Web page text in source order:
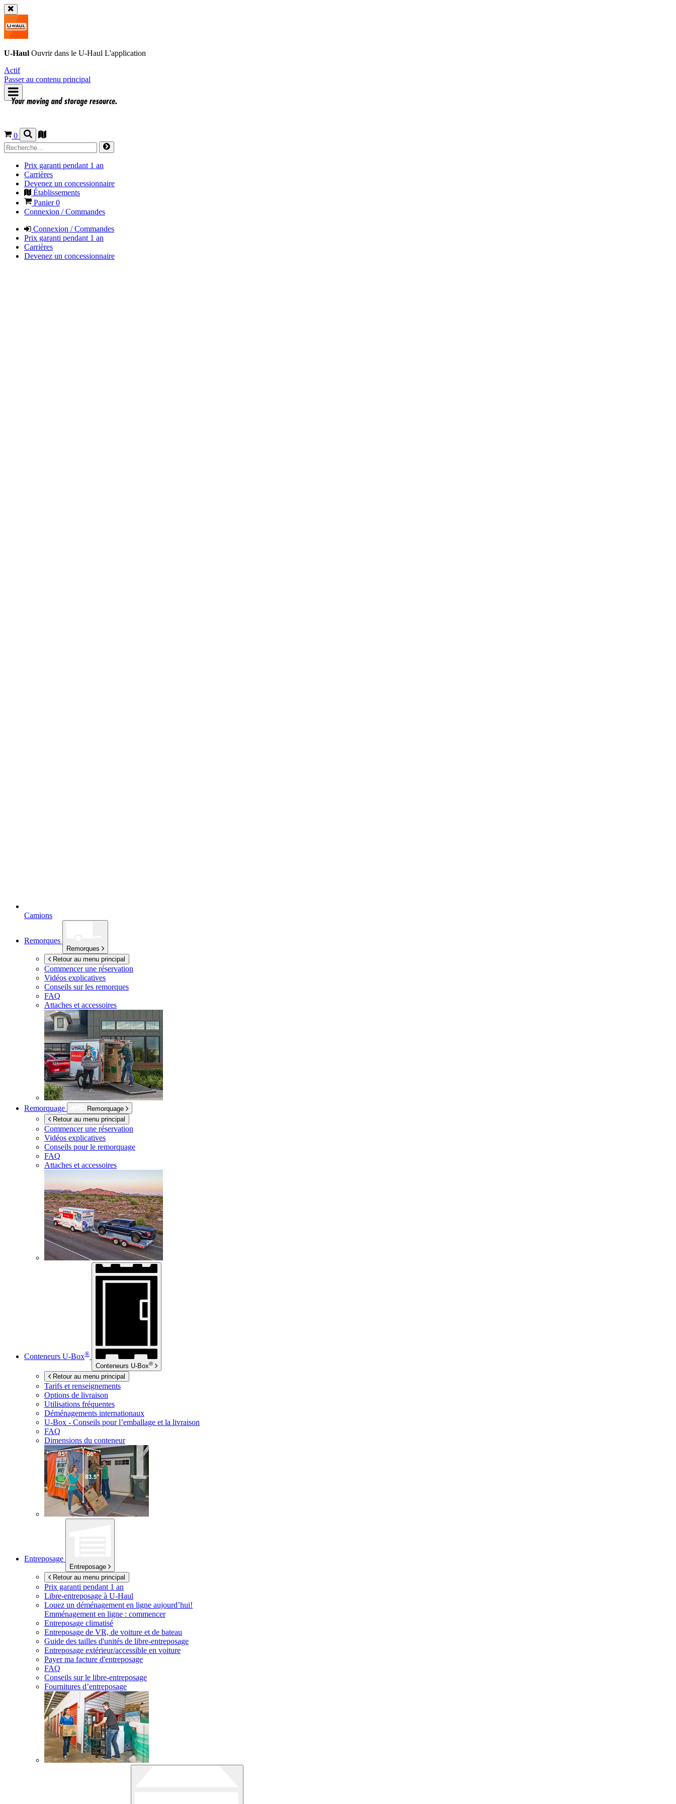
U-Haul Ouvrir dans le U-Haul L'application
Actif
Passer au contenu principal
0
Prix garanti pendant 1 an
Carrières
Devenez un concessionnaire
Établissements
Panier0
Connexion / Commandes
Connexion / Commandes
Prix garanti pendant 1 an
Carrières
Devenez un concessionnaire
Camions
Remorques
Remorques
Retour au menu principal
Commencer une réservation
Vidéos explicatives
Conseils sur les remorques
FAQ
Attaches et accessoires
Remorquage
Remorquage
Retour au menu principal
Commencer une réservation
Vidéos explicatives
Conseils pour le remorquage
FAQ
Attaches et accessoires
Conteneurs U-Box®
Conteneurs U-Box®
Retour au menu principal
Tarifs et renseignements
Options de livraison
Utilisations fréquentes
Déménagements internationaux
U-Box - Conseils pour l’emballage et la livraison
FAQ
Dimensions du conteneur
Entreposage
Entreposage
Retour au menu principal
Prix garanti pendant 1 an
Libre-entreposage à U-Haul
Louez un déménagement en ligne aujourd’hui!
Emménagement en ligne : commencer
Entreposage climatisé
Entreposage de VR, de voiture et de bateau
Guide des tailles d'unités de libre-entreposage
Entreposage extérieur/accessible en voiture
Payer ma facture d'entreposage
FAQ
Conseils sur le libre-entreposage
Fournitures d’entreposage